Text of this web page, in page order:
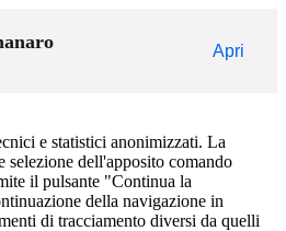
Apri
e statistici anonimizzati. La
selezione dell'apposito comando
il pulsante "Continua la
della navigazione in
di tracciamento diversi da quelli